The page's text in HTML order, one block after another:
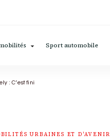
Sport automobile
: C’est fini
URBAINES ET D'AVENIR